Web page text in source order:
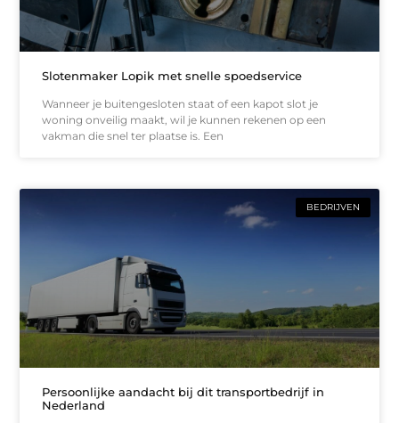
Slotenmaker Lopik met snelle spoedservice
Wanneer je buitengesloten staat of een kapot slot je
woning onveilig maakt, wil je kunnen rekenen op een
vakman die snel ter plaatse is. Een
BEDRIJVEN
Persoonlijke aandacht bij dit transportbedrijf in
Nederland